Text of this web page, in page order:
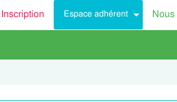
Inscription Espace adhérent Nous